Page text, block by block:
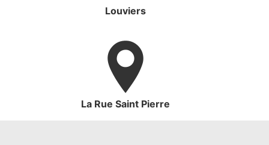
Louviers
La Rue Saint Pierre